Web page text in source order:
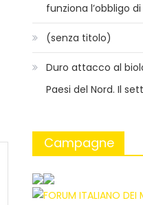
funziona l’obbligo
(senza titolo)
Duro attacco al
Paesi del Nord. Il
Campagne